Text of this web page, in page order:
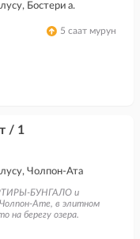
Бостери а.
5 саат мурун
/ 1
Чолпон-Ата
БУНГАЛО и
Ате, в элитном
на берегу озера.